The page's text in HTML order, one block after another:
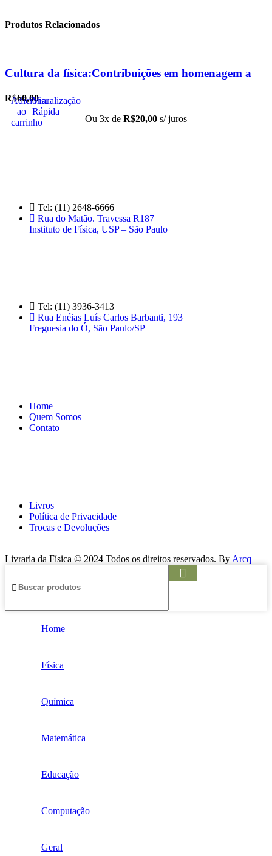
Produtos Relacionados
Adicionar
ao
carrinho
Visualização
Rápida
Cultura da física:Contribuições em homenagem a
R$60,00
Ou 3x de R$20,00 s/ juros
Tel: (11) 2648-6666
Rua do Matão. Travessa R187
Instituto de Física, USP – São Paulo
Tel: (11) 3936-3413
Rua Enéias Luís Carlos Barbanti, 193
Freguesia do Ó, São Paulo/SP
Home
Quem Somos
Contato
Livros
Política de Privacidade
Trocas e Devoluções
Livraria da Física © 2024 Todos os direitos reservados. By Arcq
Home
Física
Química
Matemática
Educação
Computação
Geral